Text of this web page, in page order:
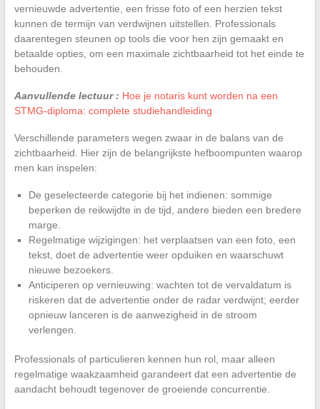
vernieuwde advertentie, een frisse foto of een herzien tekst
kunnen de termijn van verdwijnen uitstellen. Professionals
daarentegen steunen op tools die voor hen zijn gemaakt en
betaalde opties, om een maximale zichtbaarheid tot het einde te
behouden.
Aanvullende lectuur : Hoe je notaris kunt worden na een
STMG-diploma: complete studiehandleiding
Verschillende parameters wegen zwaar in de balans van de
zichtbaarheid. Hier zijn de belangrijkste hefboompunten waarop
men kan inspelen:
De geselecteerde categorie bij het indienen: sommige
beperken de reikwijdte in de tijd, andere bieden een bredere
marge.
Regelmatige wijzigingen: het verplaatsen van een foto, een
tekst, doet de advertentie weer opduiken en waarschuwt
nieuwe bezoekers.
Anticiperen op vernieuwing: wachten tot de vervaldatum is
riskeren dat de advertentie onder de radar verdwijnt; eerder
opnieuw lanceren is de aanwezigheid in de stroom
verlengen.
Professionals of particulieren kennen hun rol, maar alleen
regelmatige waakzaamheid garandeert dat een advertentie de
aandacht behoudt tegenover de groeiende concurrentie.